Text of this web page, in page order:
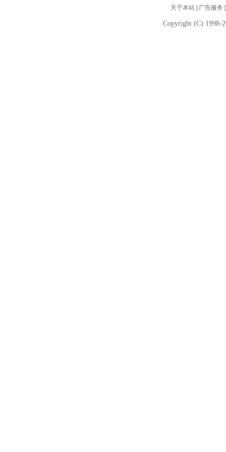
关于本站| 广告服务
Copyright (C) 1998-